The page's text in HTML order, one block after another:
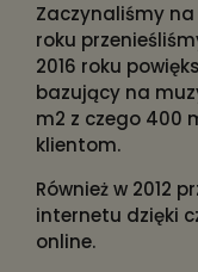
Zaczynaliśmy na
roku
2016 roku
bazujący na
m2 z czego 400
klientom.
Również w 2012
internetu dzięki
online.